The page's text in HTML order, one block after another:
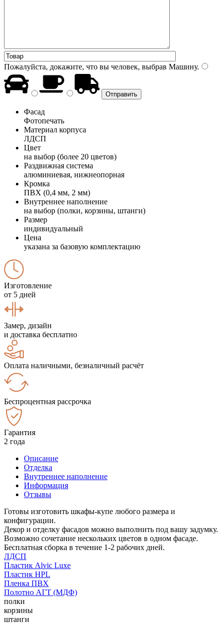
Пожалуйста, докажите, что вы человек, выбрав Машину.
Фасад
Фотопечать
Материал корпуса
ЛДСП
Цвет
на выбор (более 20 цветов)
Раздвижная система
алюминиевая, нижнеопорная
Кромка
ПВХ (0,4 мм, 2 мм)
Внутреннее наполнение
на выбор (полки, корзины, штанги)
Размер
индивидуальный
Цена
указана за базовую комплектацию
Изготовление
от 5 дней
Замер, дизайн
и доставка бесплатно
Оплата наличными, безналичный расчёт
Беспроцентная рассрочка
Гарантия
2 года
Описание
Отделка
Внутреннее наполнение
Информация
Отзывы
Готовы изготовить шкафы-купе любого размера и
конфигурации.
Декор и отделку фасадов можно выполнить под вашу задумку.
Возможно сочетание нескольких цветов в одном фасаде.
Бесплатная сборка в течение 1-2 рабочих дней.
ЛДСП
Пластик Alvic Luxe
Пластик HPL
Пленка ПВХ
Полотно АГТ (МДФ)
полки
корзины
штанги